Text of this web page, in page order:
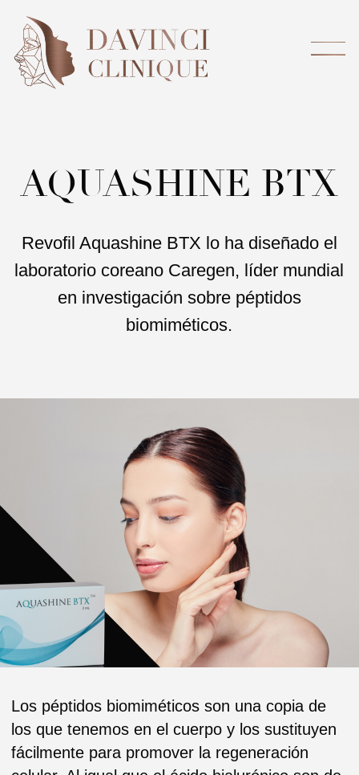
Revofil Aquashine BTX lo ha diseñado el
laboratorio coreano Caregen, líder mundial
Los péptidos biomiméticos son una copia de
los que tenemos en el cuerpo y los sustituyen
fácilmente para promover la regeneración
celular. Al igual que el ácido hialurónico son de
muy buena calidad y no representan ningún
peligro.Son reabsorbibles y degradables.
Único en su género, Revofil Aquashine BTX es
un producto antienvejecimiento sin equivalente
en las gamas de productos de los
competidores ya que este cóctel a base de
proporciona un sutil equilibrio entre el lifting y la
relajación cutánea.
Por un lado, una piel relajada menos propicia
para que se formen arrugas, reduciendo la
DE HECHO, SE OBSERVA: